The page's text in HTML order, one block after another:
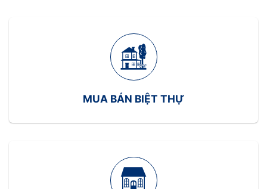
Vai trò của chủ đầu tư
Chủ đầu tư đóng vai trò quan trọng trong việc định
hướng và quản lý dự án . Họ chịu trách nhiệm về:
Đưa ra tầm nhìn và chiến lược cho dự án
Huy động vốn và nguồn lực
Giám sát quá trình phát triển dự án
MUA BÁN BIỆT THỰ